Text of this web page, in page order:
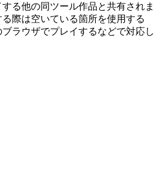
る他の同ツール作品と共有されま
際は空いている箇所を使用する
ラウザでプレイするなどで対応し